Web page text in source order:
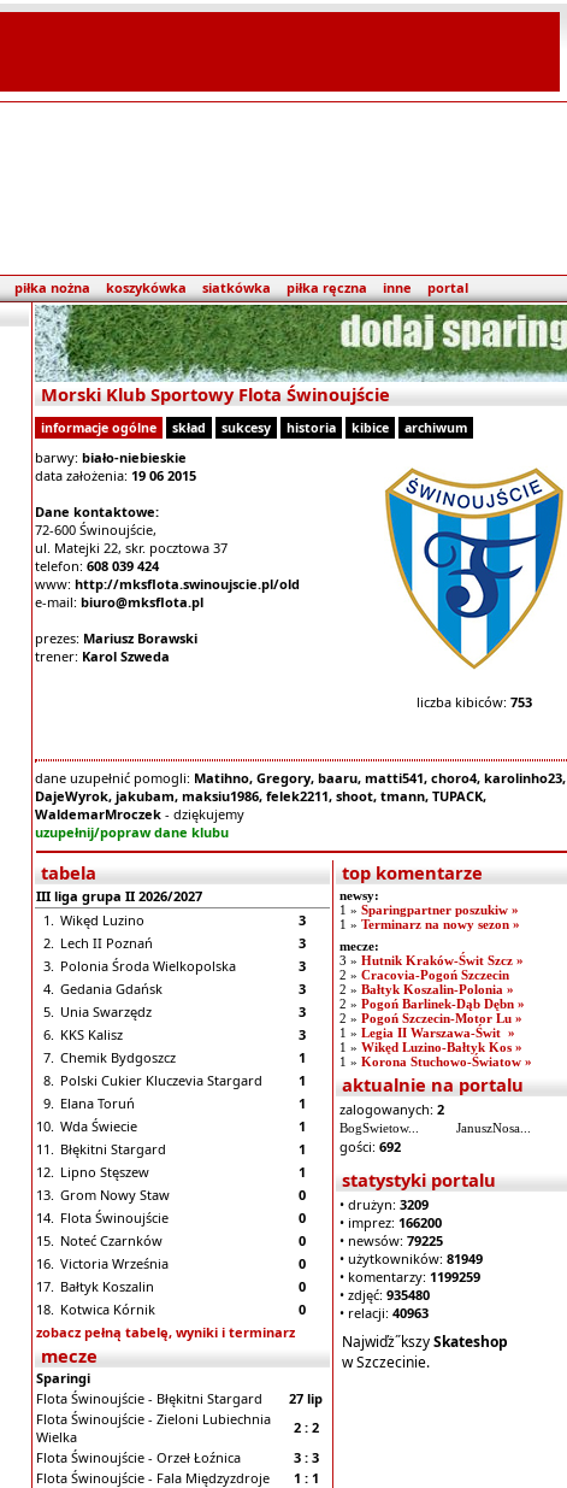
piłka nożna koszykówka siatkówka piłka ręczna inne portal
Morski Klub Sportowy Flota Świnoujście
informacje ogólne skład sukcesy historia kibice archiwum
liczba kibiców: 753
barwy: biało-niebieskie
data założenia: 19 06 2015
Dane kontaktowe:
72-600 Świnoujście,
ul. Matejki 22, skr. pocztowa 37
telefon: 608 039 424
www: http://mksflota.swinoujscie.pl/old
e-mail: biuro@mksflota.pl
prezes: Mariusz Borawski
trener: Karol Szweda
dane uzupełnić pomogli: Matihno, Gregory, baaru, matti541, choro4, karolinho23,
DajeWyrok, jakubam, maksiu1986, felek2211, shoot, tmann, TUPACK,
WaldemarMroczek - dziękujemy
uzupełnij/popraw dane klubu
tabela
III liga grupa II 2026/2027
1. Wikęd Luzino
3
2. Lech II Poznań
3
3. Polonia Środa Wielkopolska
3
4. Gedania Gdańsk
3
5. Unia Swarzędz
3
6. KKS Kalisz
3
7. Chemik Bydgoszcz
1
8. Polski Cukier Kluczevia Stargard
1
9. Elana Toruń
1
10. Wda Świecie
1
11. Błękitni Stargard
1
12. Lipno Stęszew
1
13. Grom Nowy Staw
0
14. Flota Świnoujście
0
15. Noteć Czarnków
0
16. Victoria Września
0
17. Bałtyk Koszalin
0
18. Kotwica Kórnik
0
zobacz pełną tabelę, wyniki i terminarz
mecze
Sparingi
Flota Świnoujście - Błękitni Stargard
27 lip
Flota Świnoujście - Zieloni Lubiechnia
Wielka
2 : 2
Flota Świnoujście - Orzeł Łoźnica
3 : 3
Flota Świnoujście - Fala Międzyzdroje
1 : 1
top komentarze
newsy:
1 » Sparingpartner poszukiw »
1 » Terminarz na nowy sezon »
mecze:
3 » Hutnik Kraków-Świt Szcz »
2 » Cracovia-Pogoń Szczecin
2 » Bałtyk Koszalin-Polonia »
2 » Pogoń Barlinek-Dąb Dębn »
2 » Pogoń Szczecin-Motor Lu »
1 » Legia II Warszawa-Świt »
1 » Wikęd Luzino-Bałtyk Kos »
1 » Korona Stuchowo-Światow »
aktualnie na portalu
zalogowanych: 2
BogSwietow... JanuszNosa...
gości: 692
statystyki portalu
• drużyn: 3209
• imprez: 166200
• newsów: 79225
• użytkowników: 81949
• komentarzy: 1199259
• zdjęć: 935480
• relacji: 40963
Najwiďż˝kszySkateshop
w Szczecinie.